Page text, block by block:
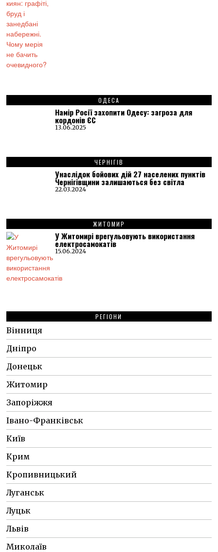
ОДЕСА
Намір Росії захопити Одесу: загроза для
кордонів ЄС
13.06.2025
ЧЕРНІГІВ
Унаслідок бойових дій 27 населених пунктів
Чернігівщини залишаються без світла
22.03.2024
ЖИТОМИР
У Житомирі врегульовують використання
електросамокатів
15.06.2024
РЕГІОНИ
Вінниця
Дніпро
Донецьк
Житомир
Запоріжжя
Івано-Франківськ
Київ
Крим
Кропивницький
Луганськ
Луцьк
Львів
Миколаїв